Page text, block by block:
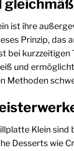
ist ihre
Prinzip,
bei
und
Methoden
Klein
Desserts wie